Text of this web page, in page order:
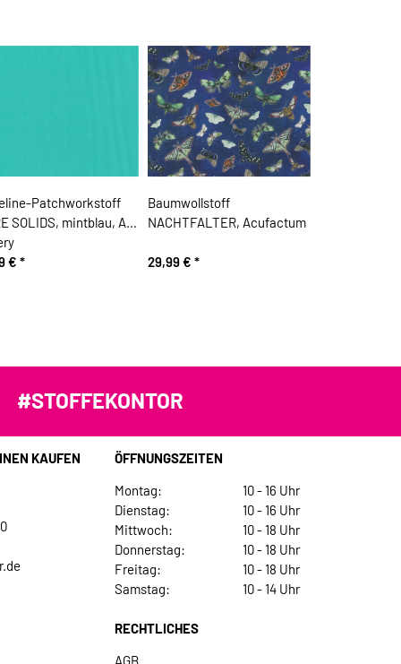
Patchworkstoff
SOLIDS, mintblau, Art
€ *
Baumwollstoff
NACHTFALTER, Acufactum
29,99 € *
#STOFFEKONTOR
KAUFEN
ÖFFNUNGSZEITEN
Montag:
10 - 16 Uhr
Dienstag:
10 - 16 Uhr
Mittwoch:
10 - 18 Uhr
Donnerstag:
10 - 18 Uhr
Freitag:
10 - 18 Uhr
Samstag:
10 - 14 Uhr
RECHTLICHES
AGB